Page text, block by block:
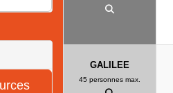
GALILEE
45 personnes max.